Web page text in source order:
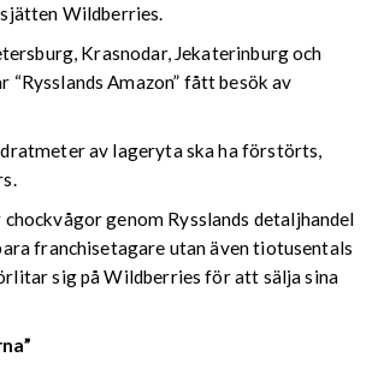
Wildberries.
Krasnodar, Jekaterinburg och
“Rysslands Amazon” fått besök av
av lageryta ska ha förstörts,
genom Rysslands detaljhandel
franchisetagare utan även tiotusentals
sig på Wildberries för att sälja sina